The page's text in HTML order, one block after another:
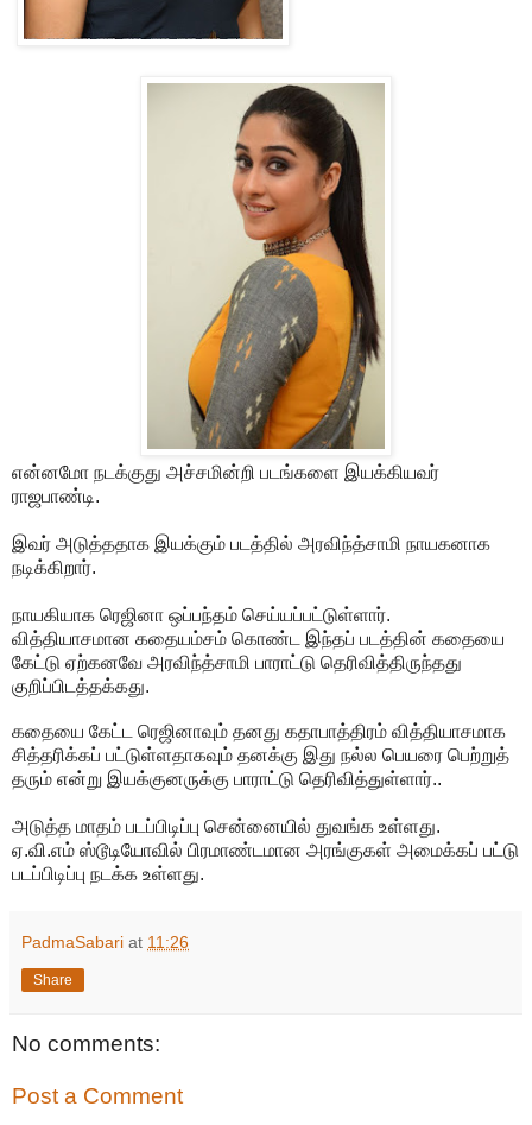
என்னமோ நடக்குது அச்சமின்றி படங்களை இயக்கியவர்
ராஜபாண்டி.
இவர் அடுத்ததாக இயக்கும் படத்தில் அரவிந்த்சாமி நாயகனாக
நடிக்கிறார்.
நாயகியாக ரெஜினா ஒப்பந்தம் செய்யப்பட்டுள்ளார்.
வித்தியாசமான கதையம்சம் கொண்ட இந்தப் படத்தின் கதையை
கேட்டு ஏற்கனவே அரவிந்த்சாமி பாராட்டு தெரிவித்திருந்தது
குறிப்பிடத்தக்கது.
கதையை கேட்ட ரெஜினாவும் தனது கதாபாத்திரம் வித்தியாசமாக
சித்தரிக்கப் பட்டுள்ளதாகவும் தனக்கு இது நல்ல பெயரை பெற்றுத்
தரும் என்று இயக்குனருக்கு பாராட்டு தெரிவித்துள்ளார்..
அடுத்த மாதம் படப்பிடிப்பு சென்னையில் துவங்க உள்ளது.
ஏ.வி.எம் ஸ்டூடியோவில் பிரமாண்டமான அரங்குகள் அமைக்கப் பட்டு
படப்பிடிப்பு நடக்க உள்ளது.
PadmaSabari at 11:26
Share
No comments:
Post a Comment